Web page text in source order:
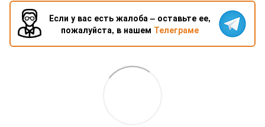
Если у вас есть жалоба – оставьте ее,
пожалуйста, в нашем Телеграме